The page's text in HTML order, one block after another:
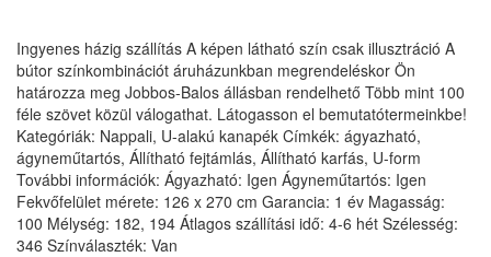
Ingyenes házig szállítás A képen látható szín csak illusztráció A
bútor színkombinációt áruházunkban megrendeléskor Ön
határozza meg Jobbos-Balos állásban rendelhető Több mint 100
féle szövet közül válogathat. Látogasson el bemutatótermeinkbe!
Kategóriák: Nappali, U-alakú kanapék Címkék: ágyazható,
ágyneműtartós, Állítható fejtámlás, Állítható karfás, U-form
További információk: Ágyazható: Igen Ágyneműtartós: Igen
Fekvőfelület mérete: 126 x 270 cm Garancia: 1 év Magasság:
100 Mélység: 182, 194 Átlagos szállítási idő: 4-6 hét Szélesség:
346 Színválaszték: Van